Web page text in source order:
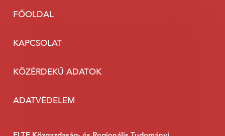
FŐOLDAL
KAPCSOLAT
KÖZÉRDEKŰ ADATOK
ADATVÉDELEM